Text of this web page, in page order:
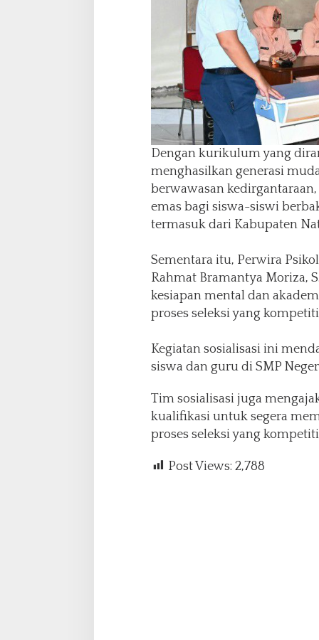
Dengan kurikulum yang
menghasilkan generasi
berwawasan
emas bagi siswa-siswi
termasuk dari Kabupaten
Sementara itu, Perwira
Rahmat Bramantya Moriza,
kesiapan mental dan
proses seleksi yang
Kegiatan sosialisasi ini
siswa dan guru di SMP
Tim sosialisasi juga
kualifikasi untuk segera
proses seleksi yang
Post Views: 2,788